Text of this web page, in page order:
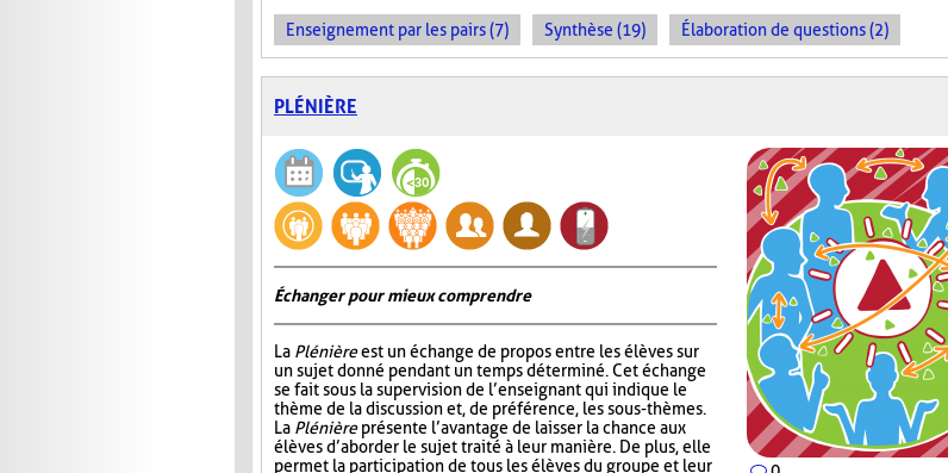
Enseignement par les pairs (7) Synthèse (19) Élaboration de questions (2)
PLÉNIÈRE
Échanger pour mieux comprendre
La Plénièreest un échange de propos entre les élèves sur
un sujet donné pendant un temps déterminé. Cet échange
se fait sous la supervision de l’enseignant qui indique le
thème de la discussion et, de préférence, les sous-thèmes.
La Plénièreprésente l’avantage de laisser la chance aux
élèves d’aborder le sujet traité à leur manière. De plus, elle
permet la participation de tous les élèves du groupe et leur